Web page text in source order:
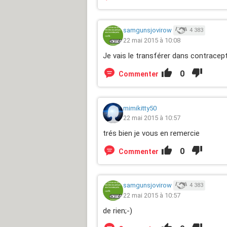
samgunsjovirow 4 383
22 mai 2015 à 10:08
Je vais le transférer dans
Commenter 0
mimikitty50
22 mai 2015 à 10:57
trés bien je vous en remercie
Commenter 0
samgunsjovirow 4 383
22 mai 2015 à 10:57
de rien;-)